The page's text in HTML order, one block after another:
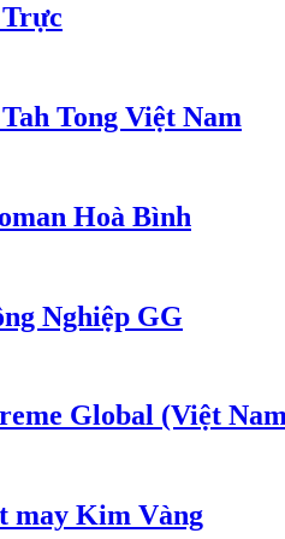
Tong Việt Nam
Hoà Bình
Nghiệp GG
Global (Việt
may Kim Vàng